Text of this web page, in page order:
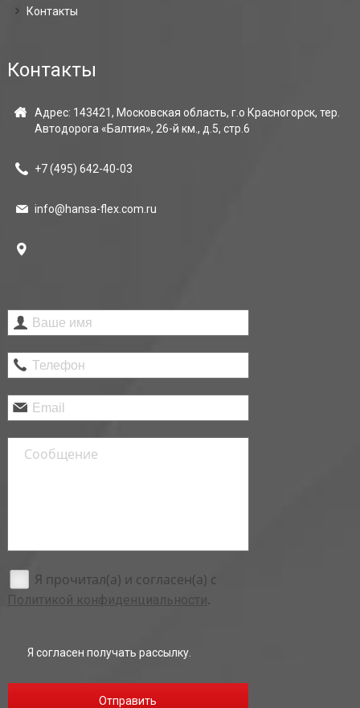
Контакты
Контакты
Адрес: 143421, Московская область, г.о Красногорск, тер.
Автодорога «Балтия», 26-й км., д.5, стр.6
+7 (495) 642-40-03
info@hansa-flex.com.ru
Я прочитал(а) и согласен(а) с
Политикой конфиденциальности.
Я согласен получать рассылку.
Отправить